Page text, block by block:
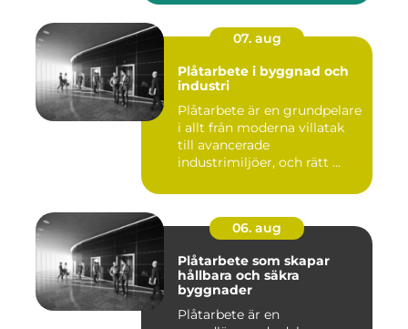
07. aug
Plåtarbete i byggnad och
industri
Plåtarbete är en grundpelare
i allt från moderna villatak
till avancerade
industrimiljöer, och rätt ...
06. aug
Plåtarbete som skapar
hållbara och säkra
byggnader
Plåtarbete är en